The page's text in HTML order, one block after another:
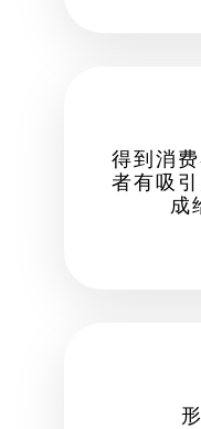
得到消
者有吸
成